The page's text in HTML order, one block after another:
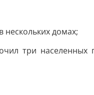
домах;
три населенных